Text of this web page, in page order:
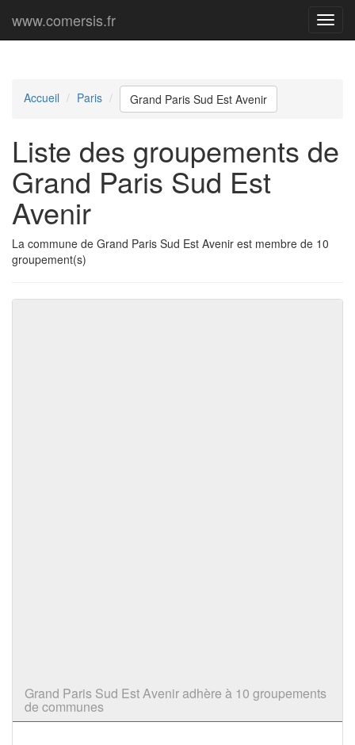
Menu
www.comersis.fr
Accueil Paris Grand Paris Sud Est Avenir
Liste des groupements de
Grand Paris Sud Est
Avenir
La commune de Grand Paris Sud Est Avenir est membre de 10
groupement(s)
Grand Paris Sud Est Avenir adhère à 10 groupements
de communes